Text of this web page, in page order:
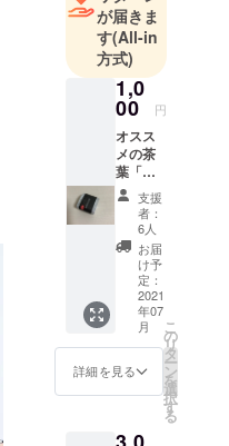
が届きま
す(All-in
方式)
1,0
00 円
オスス
メの茶
葉「蜜
香金萱
茶」
(みっこ
うきん
せん
ちゃ)の
茶葉
(20g)を
お送り
いたし
ます。
お手持
ちの急
ティー
支援
者：
6人
お届
け予
定：
2021
年07
月
詳細を見る
こ
の
リ
タ
ー
ン
を
選
択
す
る